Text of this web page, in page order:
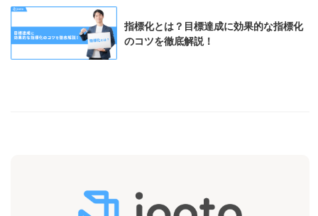
指標化とは？目標達成に効果的な指標化
のコツを徹底解説！